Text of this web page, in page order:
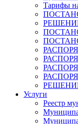
Тарифы
Услуги
Реестр